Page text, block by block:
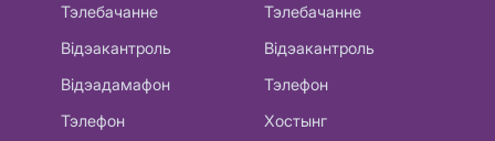
Тэлебачанне
Відэакантроль
Відэадамафон
Тэлефон
Тэлебачанне
Відэакантроль
Тэлефон
Хостынг